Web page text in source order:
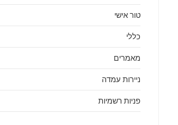
טור אישי
כללי
מאמרים
ניירות עמדה
פניות רשמיות